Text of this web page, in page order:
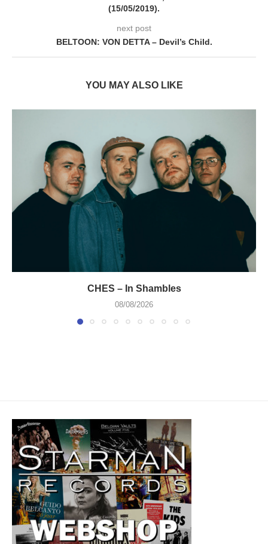
(15/05/2019).
next post
BELTOON: VON DETTA – Devil’s Child.
YOU MAY ALSO LIKE
CHES – In Shambles
08/08/2026